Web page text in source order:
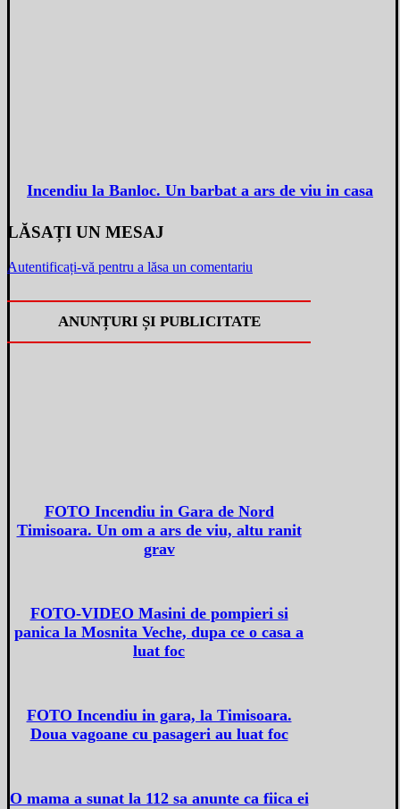
Incendiu la Banloc. Un barbat a ars de viu in casa
LĂSAȚI UN MESAJ
Autentificați-vă pentru a lăsa un comentariu
ANUNȚURI ȘI PUBLICITATE
FOTO Incendiu in Gara de Nord
Timisoara. Un om a ars de viu, altu ranit
grav
FOTO-VIDEO Masini de pompieri si
panica la Mosnita Veche, dupa ce o casa a
luat foc
FOTO Incendiu in gara, la Timisoara.
Doua vagoane cu pasageri au luat foc
O mama a sunat la 112 sa anunte ca fiica ei